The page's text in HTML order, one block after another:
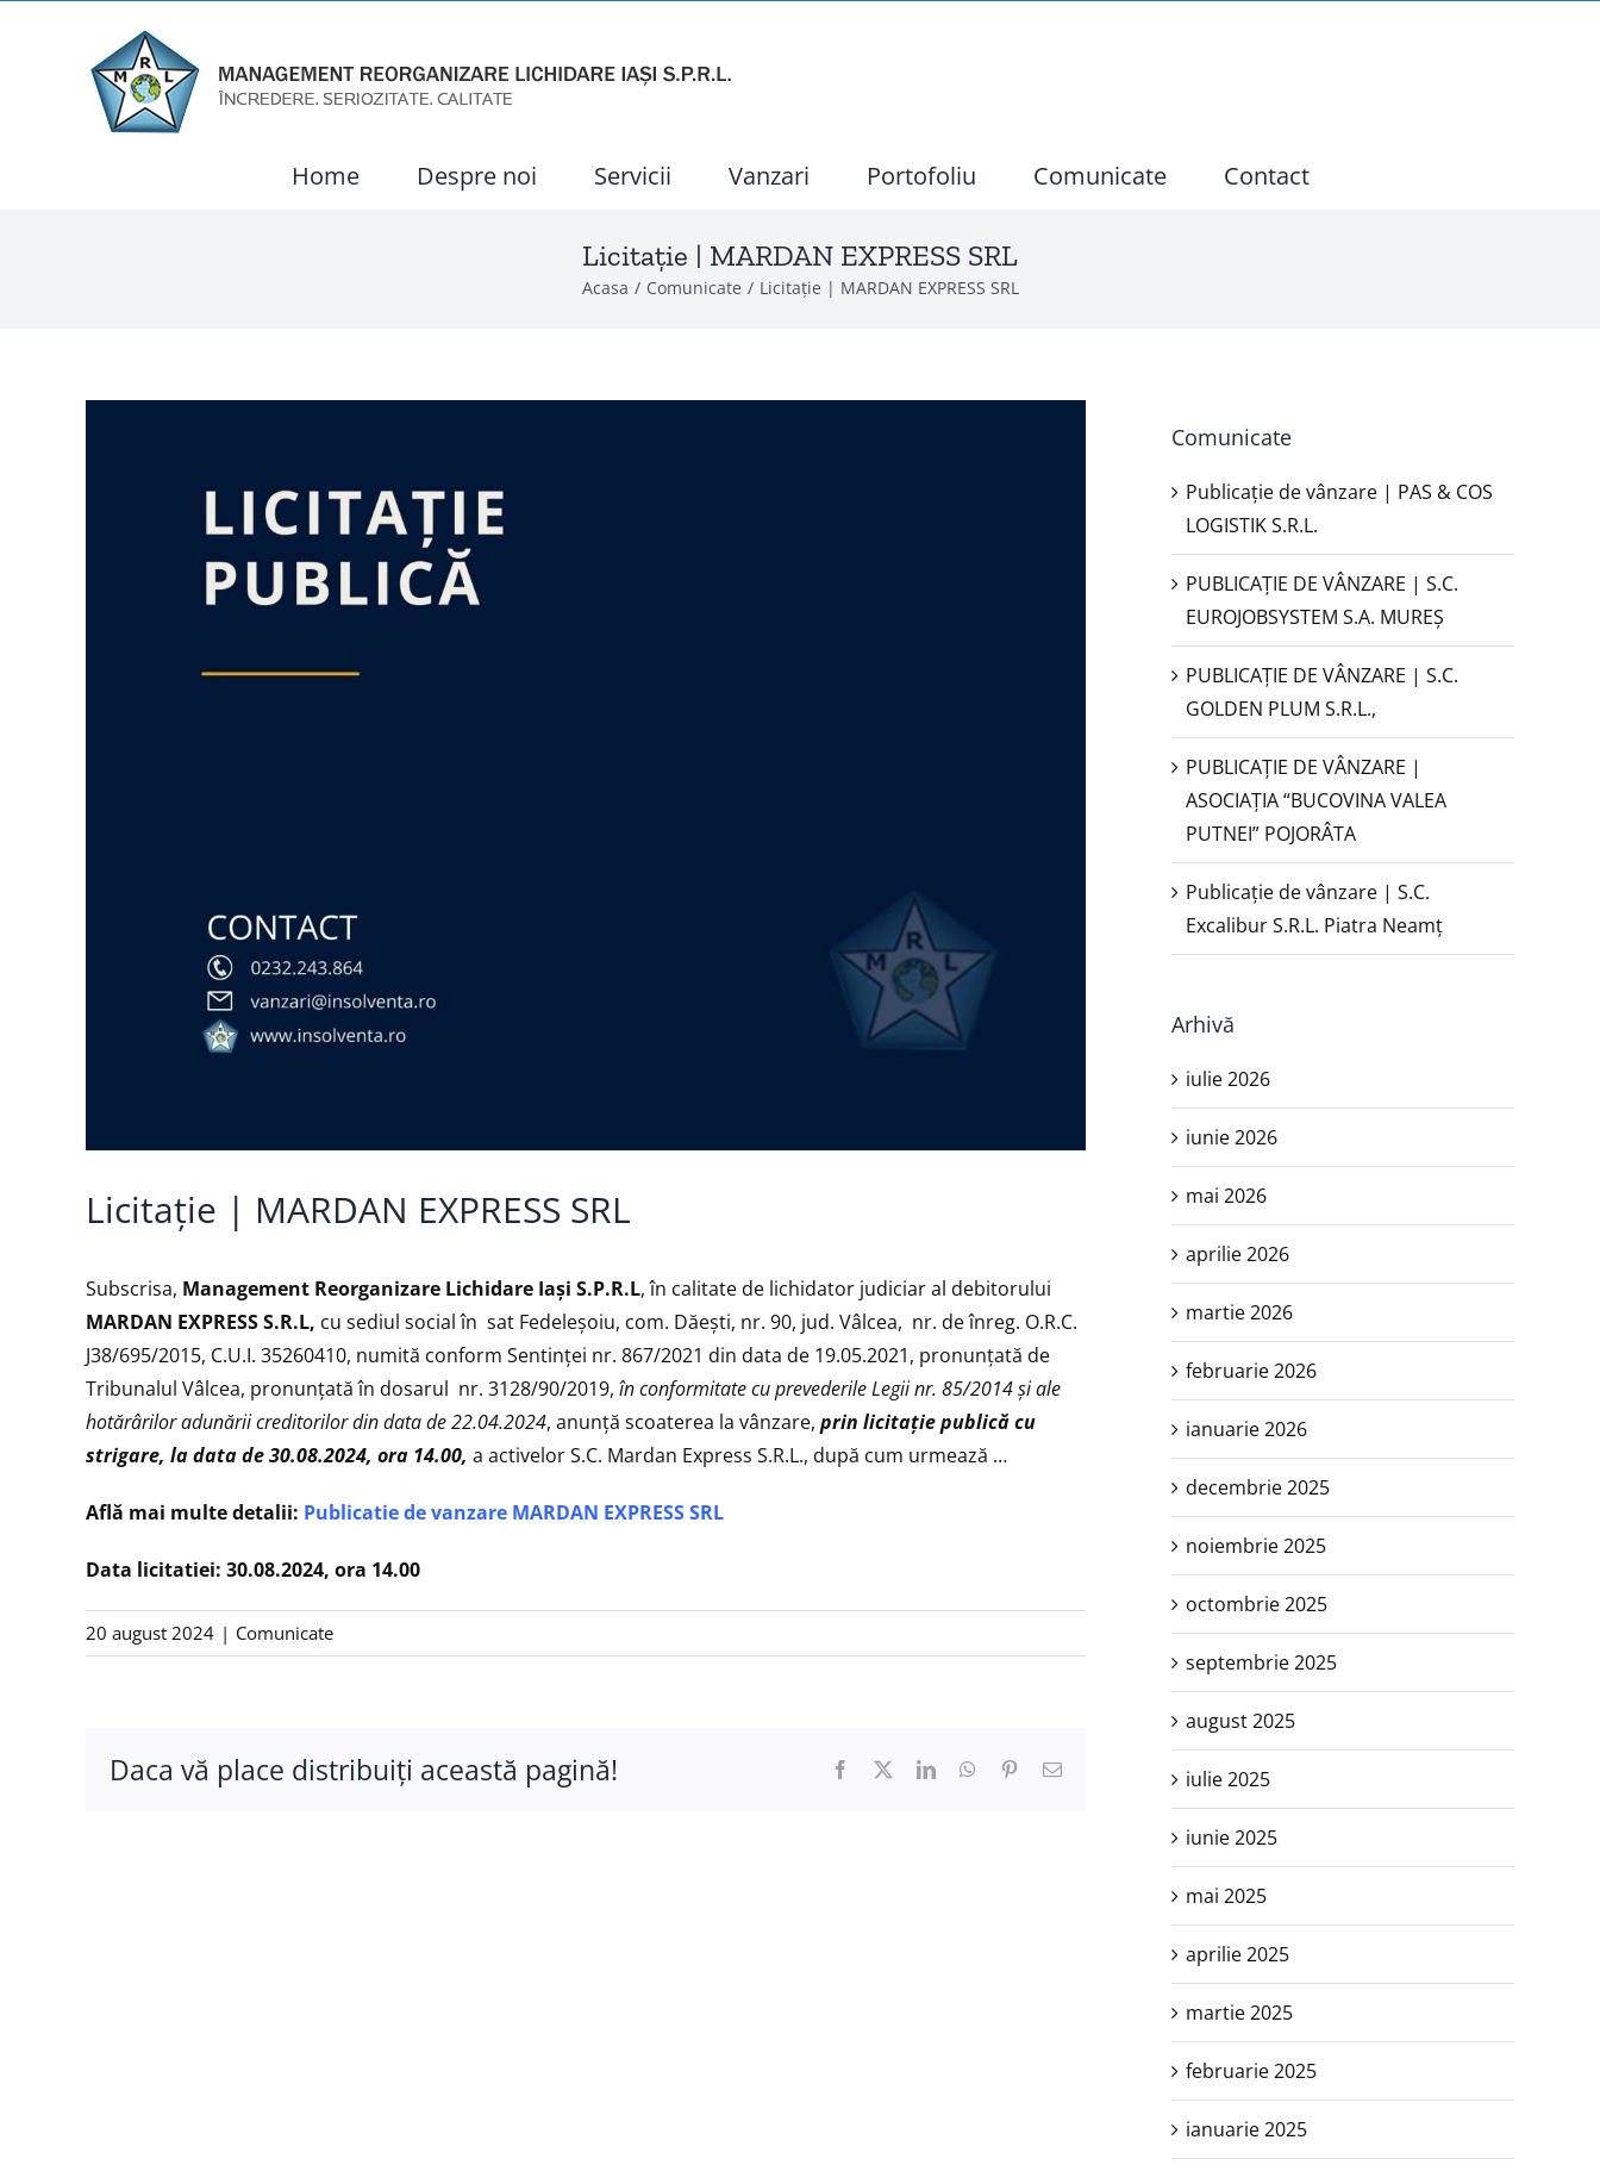
Home Despre noi Servicii Vanzari Portofoliu Comunicate Contact
Licitație | MARDAN EXPRESS SRL
Acasa Comunicate Licitație | MARDAN EXPRESS SRL
Licitație | MARDAN EXPRESS SRL
Subscrisa, Management Reorganizare Lichidare Iaşi S.P.R.L, în calitate de lichidator judiciar al debitorului
MARDAN EXPRESS S.R.L, cu sediul social în sat Fedeleșoiu, com. Dăești, nr. 90, jud. Vâlcea, nr. de înreg. O.R.C.
J38/695/2015, C.U.I. 35260410, numită conform Sentinței nr. 867/2021 din data de 19.05.2021, pronunţată de
Tribunalul Vâlcea, pronunțată în dosarul nr. 3128/90/2019, în conformitate cu prevederile Legii nr. 85/2014 și ale
hotărârilor adunării creditorilor din data de 22.04.2024, anunţă scoaterea la vânzare, prin licitație publică cu
strigare, la data de 30.08.2024, ora 14.00, a activelor S.C. Mardan Express S.R.L., după cum urmează …
Află mai multe detalii: Publicatie de vanzare MARDAN EXPRESS SRL
Data licitatiei: 30.08.2024, ora 14.00
20 august 2024 | Comunicate
Daca vă place distribuiţi această pagină! Facebook LinkedInWhatsApp
Pinterest
E-
Comunicate
Publicație de vânzare | PAS & COS
LOGISTIK S.R.L.
PUBLICAŢIE DE VÂNZARE | S.C.
EUROJOBSYSTEM S.A. MUREȘ
PUBLICAȚIE DE VÂNZARE | S.C.
GOLDEN PLUM S.R.L.,
PUBLICAŢIE DE VÂNZARE |
ASOCIAȚIA “BUCOVINA VALEA
PUTNEI” POJORÂTA
Publicație de vânzare | S.C.
Excalibur S.R.L. Piatra Neamţ
Arhivă
iulie 2026
iunie 2026
mai 2026
aprilie 2026
martie 2026
februarie 2026
ianuarie 2026
decembrie 2025
noiembrie 2025
octombrie 2025
septembrie 2025
august 2025
iulie 2025
iunie 2025
mai 2025
aprilie 2025
martie 2025
februarie 2025
ianuarie 2025